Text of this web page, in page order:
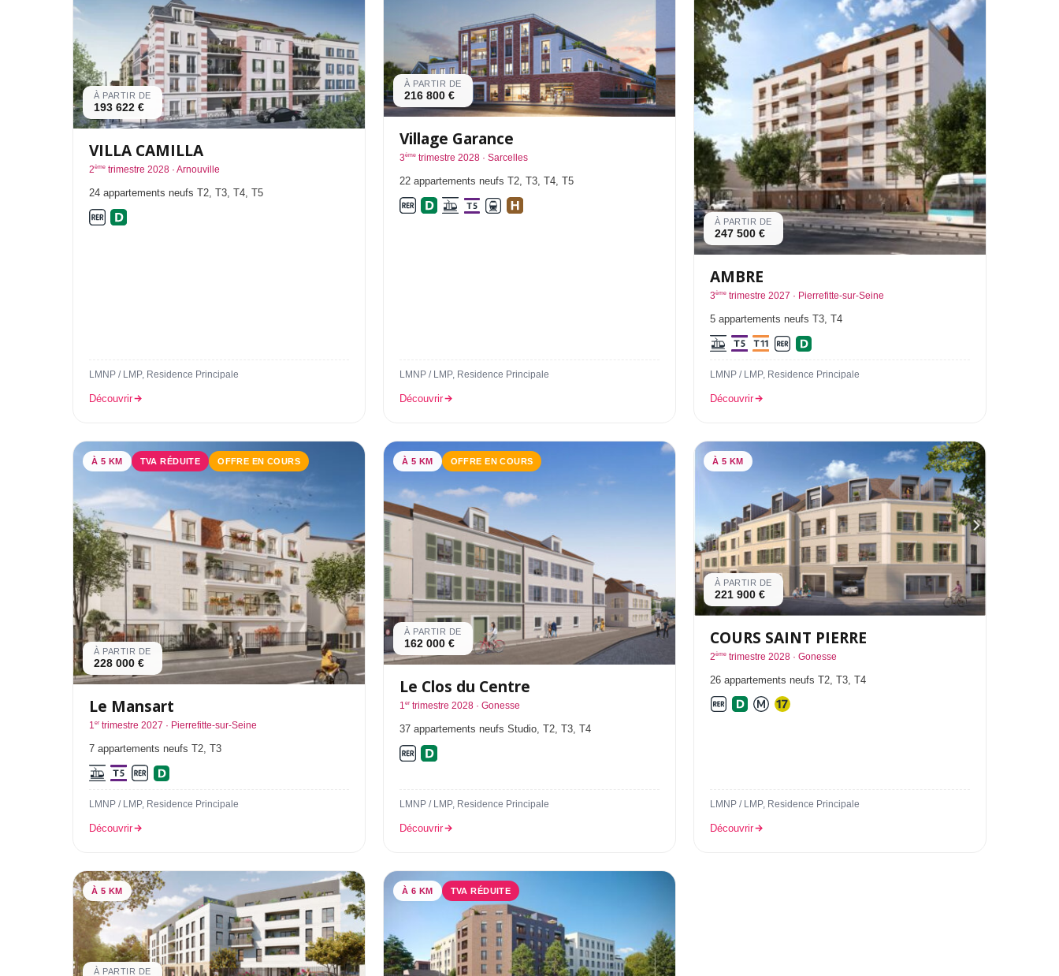
À PARTIR DE
193 622 €
VILLA CAMILLA
2ème trimestre 2028 · Arnouville
24 appartements neufs T2, T3, T4, T5
LMNP / LMP, Residence Principale
Découvrir
À PARTIR DE
216 800 €
Village Garance
3ème trimestre 2028 · Sarcelles
22 appartements neufs T2, T3, T4, T5
LMNP / LMP, Residence Principale
Découvrir
À PARTIR DE
247 500 €
AMBRE
3ème trimestre 2027 · Pierrefitte-sur-Seine
5 appartements neufs T3, T4
LMNP / LMP, Residence Principale
Découvrir
À 5 KM TVA RÉDUITE OFFRE EN COURS
À PARTIR DE
228 000 €
Le Mansart
1ertrimestre 2027 · Pierrefitte-sur-Seine
7 appartements neufs T2, T3
LMNP / LMP, Residence Principale
Découvrir
À 5 KM OFFRE EN COURS
À PARTIR DE
162 000 €
Le Clos du Centre
1ertrimestre 2028 · Gonesse
37 appartements neufs Studio, T2, T3, T4
LMNP / LMP, Residence Principale
Découvrir
À 5 KM
À PARTIR DE
221 900 €
COURS SAINT PIERRE
2ème trimestre 2028 · Gonesse
26 appartements neufs T2, T3, T4
LMNP / LMP, Residence Principale
Découvrir
À 5 KM
À PARTIR DE
À 6 KM TVA RÉDUITE